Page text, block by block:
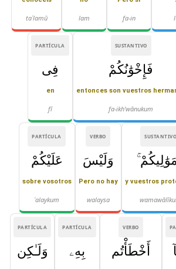
fa-in
lam
taʿlamū
SUSTANTIVO
فَإِخْوَٰنُكُمْ
entonces son vuestros
fa-ikh'wānukum
PARTÍCULA
فِى
en
fī
SUSTANTIVO
y vuestros
VERBO
وَلَيْسَ
Pero no hay
walaysa
PARTÍCULA
عَلَيْكُمْ
sobre vosotros
ʿalaykum
VERBO
أَخْطَأْتُم
PARTÍCULA
بِهِۦ
PARTÍCULA
وَلَـٰكِن